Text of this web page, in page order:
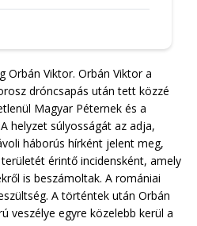
Orbán Viktor. Orbán Viktor a
dróncsapás után tett közzé
Magyar Péternek és a
helyzet súlyosságát az adja,
háborús hírként jelent meg,
érintő incidensként, amely
is beszámoltak. A romániai
A történtek után Orbán
veszélye egyre közelebb kerül a